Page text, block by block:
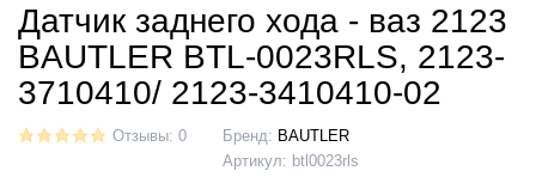
Датчик заднего хода - ваз 2123
BAUTLER BTL-0023RLS, 2123-
3710410/ 2123-3410410-02
Отзывы: 0 Бренд: BAUTLER
Артикул: btl0023rls